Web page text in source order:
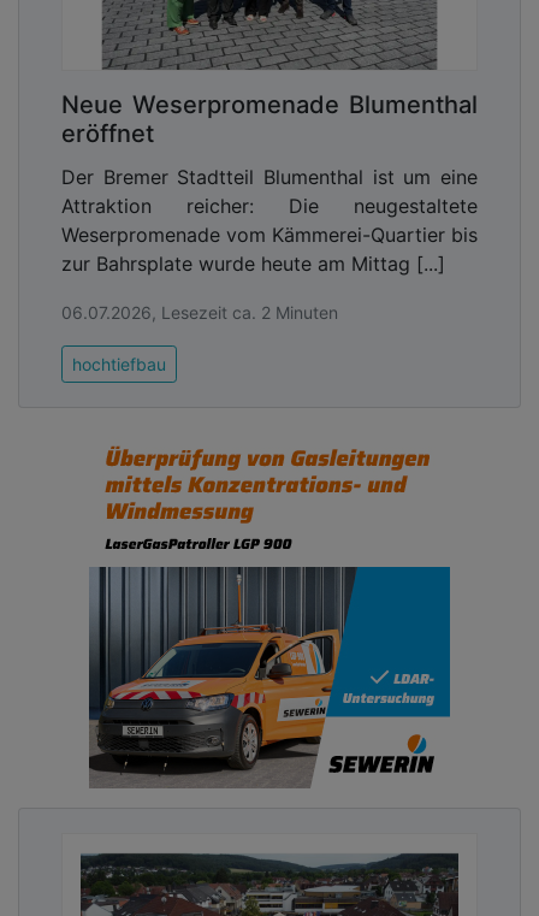
Neue Weserpromenade Blumenthal
eröffnet
Der Bremer Stadtteil Blumenthal ist um eine
Attraktion reicher: Die neugestaltete
Weserpromenade vom Kämmerei-Quartier bis
zur Bahrsplate wurde heute am Mittag [...]
06.07.2026, Lesezeit ca. 2 Minuten
hochtiefbau